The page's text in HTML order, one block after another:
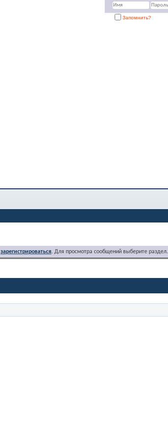
Запомнить?
зарегистрироваться. Для просмотра сообщений выберите раздел.